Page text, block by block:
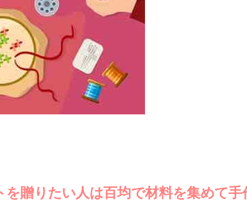
贈りたい人は百均で材料を集めて手